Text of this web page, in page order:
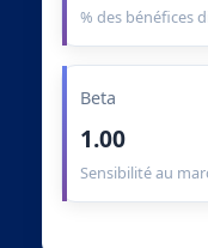
% des bénéfices
Beta
1.00
Sensibilité au